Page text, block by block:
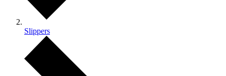
Slippers